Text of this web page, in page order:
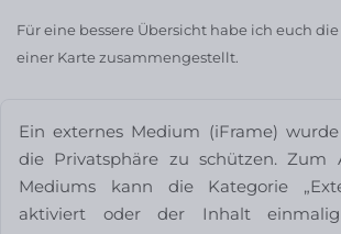
Für eine bessere Übersicht habe ich euch
einer Karte zusammengestellt.
Ein externes Medium (iFrame)
die Privatsphäre zu schützen. Zum
Mediums kann die Kategorie
aktiviert oder der Inhalt einmalig